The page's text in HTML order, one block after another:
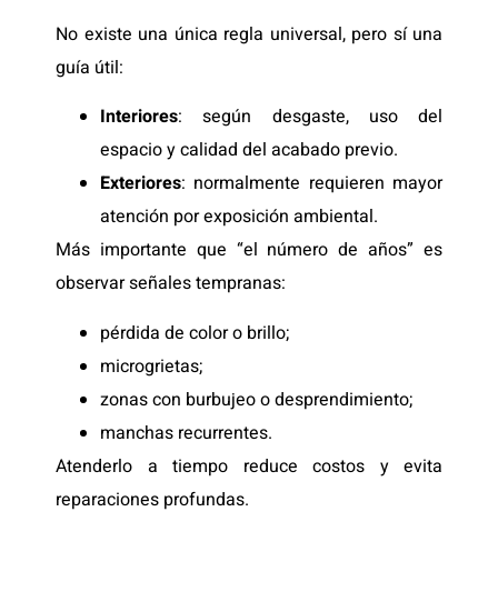
No existe una única regla universal, pero sí una
guía útil:
Interiores: según desgaste, uso del
espacio y calidad del acabado previo.
Exteriores: normalmente requieren mayor
atención por exposición ambiental.
Más importante que “el número de años” es
observar señales tempranas:
pérdida de color o brillo;
microgrietas;
zonas con burbujeo o desprendimiento;
manchas recurrentes.
Atenderlo a tiempo reduce costos y evita
reparaciones profundas.